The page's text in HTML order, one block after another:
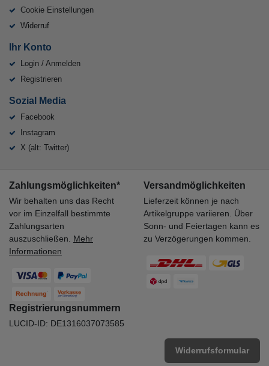
Cookie Einstellungen
Widerruf
Ihr Konto
Login / Anmelden
Registrieren
Sozial Media
Facebook
Instagram
X (alt: Twitter)
Zahlungsmöglichkeiten*
Wir behalten uns das Recht
vor im Einzelfall bestimmte
Zahlungsarten
auszuschließen. Mehr
Informationen
Versandmöglichkeiten
Lieferzeit können je nach
Artikelgruppe variieren. Über
Sonn- und Feiertagen kann es
zu Verzögerungen kommen.
Registrierungsnummern
LUCID-ID: DE1316037073585
Widerrufsformular